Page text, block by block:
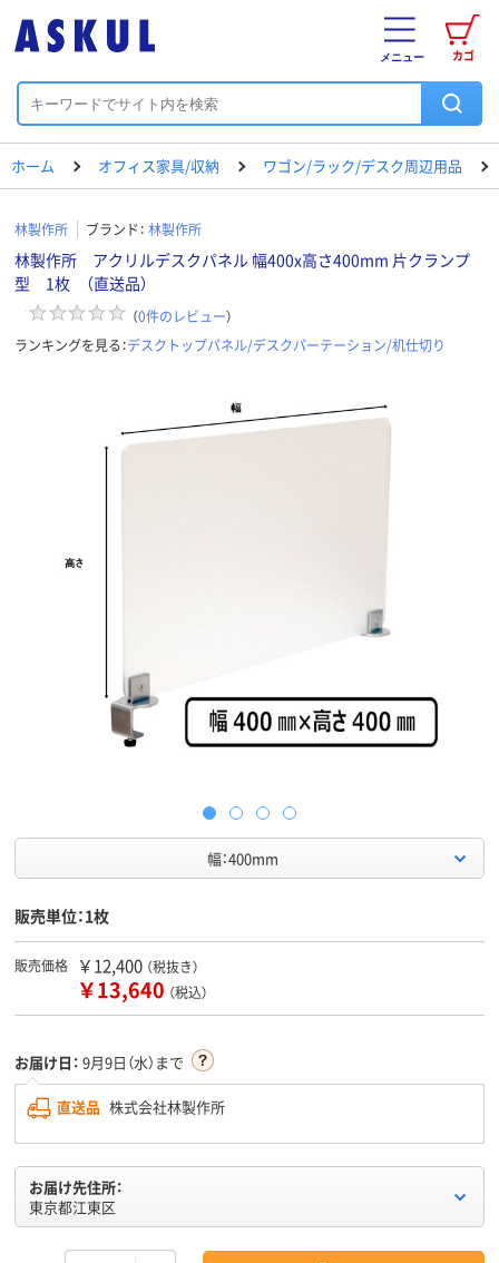
カゴ
メニュー
ホーム オフィス家具/収納 ワゴン/ラック/デスク周辺用品
林製作所 ブランド： 林製作所
林製作所 アクリルデスクパネル 幅400x高さ400mm 片クランプ
型 1枚 （直送品）
（0件のレビュー）
ランキングを見る：デスクトップパネル/デスクパーテーション/机仕切り
幅：400mm
販売単位：1枚
販売価格 ￥12,400 （税抜き）
￥13,640 （税込）
お届け日： 9月9日（水）まで
直送品 株式会社林製作所
お届け先住所：
東京都江東区